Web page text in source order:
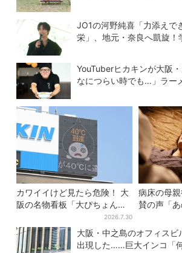
JO1の河野純喜「力添えで
栄」、地元・奈良へ凱旋！
YouTuberヒカキンが大阪
なにつらい時でも…」ラー
カワイイけど見たら危険！ 大
阪の名物看板「大ぴちょんく
ん」に異変、青→真っ黒に…
2026.7.30
病床の母
賛の声「
ちゃんが
みじみ
大阪・中之島のオフィスビ
出現した……巨大インコ「